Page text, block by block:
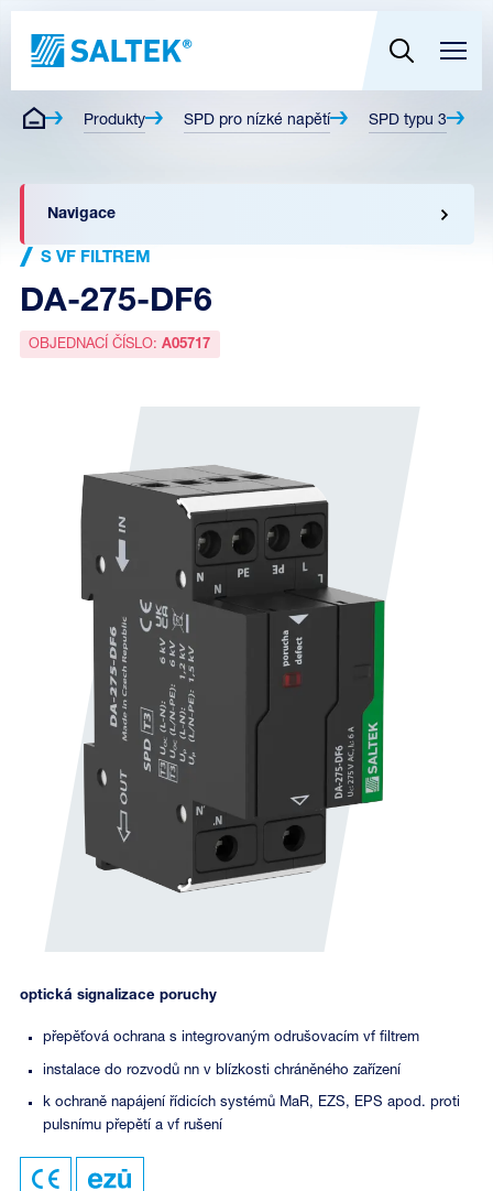
Produkty SPD pro nízké napětí SPD typu 3
Navigace
S VF FILTREM
DA-275-DF6
OBJEDNACÍ ČÍSLO:A05717
optická signalizace poruchy
přepěťová ochrana s integrovaným odrušovacím vf filtrem
instalace do rozvodů nn v blízkosti chráněného zařízení
k ochraně napájení řídicích systémů MaR, EZS, EPS apod. proti
pulsnímu přepětí a vf rušení